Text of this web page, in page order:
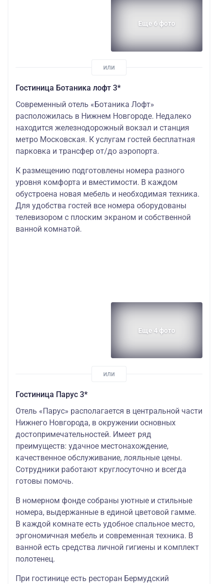
Еще 6 фото
Гостиница Ботаника лофт 3*
Современный отель «Ботаника Лофт»
расположилась в Нижнем Новгороде. Недалеко
находится железнодорожный вокзал и станция
метро Московская. К услугам гостей бесплатная
парковка и трансфер от/до аэропорта.
К размещению подготовлены номера разного
уровня комфорта и вместимости. В каждом
обустроена новая мебель и необходимая техника.
Для удобства гостей все номера оборудованы
телевизором с плоским экраном и собственной
ванной комнатой.
Еще 4 фото
Гостиница Парус 3*
Отель «Парус» располагается в центральной части
Нижнего Новгорода, в окружении основных
достопримечательностей. Имеет ряд
преимуществ: удачное местонахождение,
качественное обслуживание, лояльные цены.
Сотрудники работают круглосуточно и всегда
готовы помочь.
В номерном фонде собраны уютные и стильные
номера, выдержанные в единой цветовой гамме.
В каждой комнате есть удобное спальное место,
эргономичная мебель и современная техника. В
ванной есть средства личной гигиены и комплект
полотенец.
При гостинице есть ресторан Бермудский